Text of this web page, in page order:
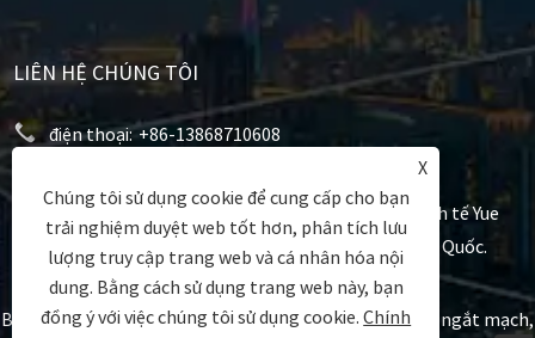
LIÊN HỆ CHÚNG TÔI
điện thoại: +86-13868710608
Địa chỉ: Số 183, Đường Jingliu, Khu phát triển kinh tế Yue
Khánh, Yue Khánh, Wenzhou, Chiết Giang, Trung Quốc.
Bản quyền © 2023 Wenzhou Kasan Electric Co.ltd. - Bộ ngắt mạch,
X
Chúng tôi sử dụng cookie để cung cấp cho bạn
trải nghiệm duyệt web tốt hơn, phân tích lưu
lượng truy cập trang web và cá nhân hóa nội
dung. Bằng cách sử dụng trang web này, bạn
đồng ý với việc chúng tôi sử dụng cookie.Chính